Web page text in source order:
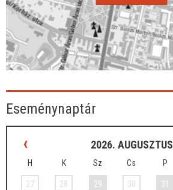
Eseménynaptár
‹ 2026. AUGUSZTUS
H K Sz Cs P
27 28 29 30 31